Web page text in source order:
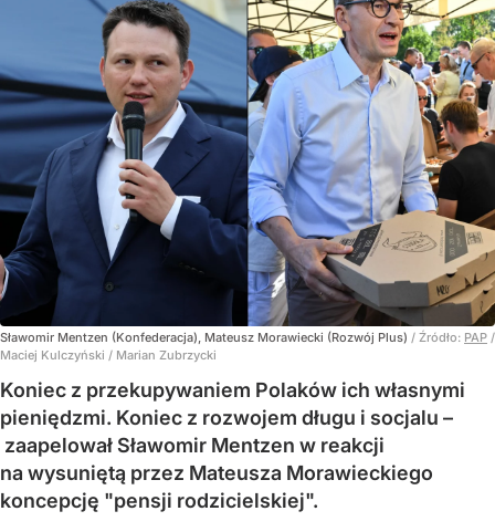
Sławomir Mentzen (Konfederacja), Mateusz Morawiecki (Rozwój Plus) / Źródło: PAP /
Maciej Kulczyński / Marian Zubrzycki
Koniec z przekupywaniem Polaków ich własnymi
pieniędzmi. Koniec z rozwojem długu i socjalu –
zaapelował Sławomir Mentzen w reakcji
na wysuniętą przez Mateusza Morawieckiego
koncepcję "pensji rodzicielskiej".